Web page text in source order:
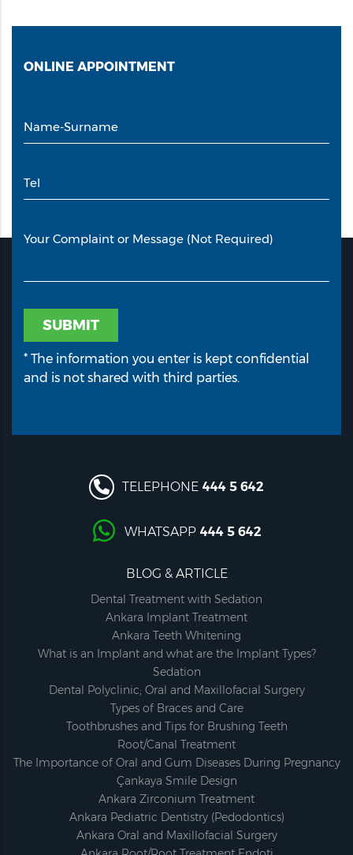
ONLINE APPOINTMENT
Name-Surname
Tel
Your Complaint or Message (Not Required)
SUBMIT
* The information you enter is kept confidential
and is not shared with third parties.
TELEPHONE 444 5 642
WHATSAPP 444 5 642
BLOG & ARTICLE
Dental Treatment with Sedation
Ankara Implant Treatment
Ankara Teeth Whitening
What is an Implant and what are the Implant Types?
Sedation
Dental Polyclinic; Oral and Maxillofacial Surgery
Types of Braces and Care
Toothbrushes and Tips for Brushing Teeth
Root/Canal Treatment
The Importance of Oral and Gum Diseases During Pregnancy
Çankaya Smile Design
Ankara Zirconium Treatment
Ankara Pediatric Dentistry (Pedodontics)
Ankara Oral and Maxillofacial Surgery